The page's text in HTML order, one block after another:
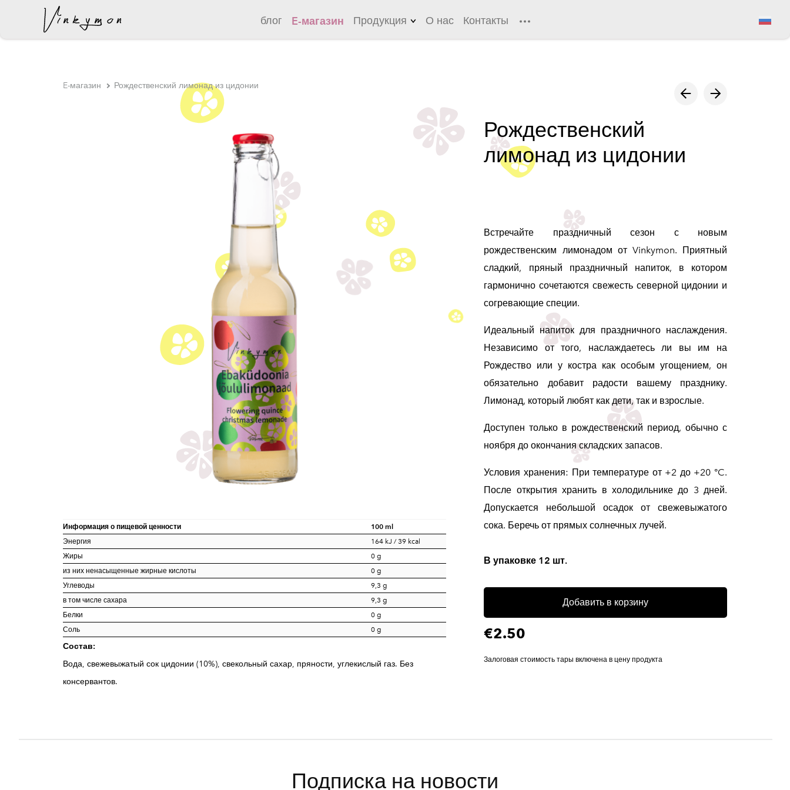
блог E-магазин Продукция
Лонг-дринки
Холодные чаи
О нас Контакты
был добавлен в корзину.
E-магазин Рождественский лимонад из цидонии
Информация о пищевой ценности 100 ml
Энергия
164 kJ / 39 kcal
Жиры
0 g
из них ненасыщенные жирные кислоты
0 g
Углеводы
9,3 g
в том числе сахара
9,3 g
Белки
0 g
Соль
0 g
Состав:
Вода, свежевыжатый сок цидонии (10%), свекольный сахар, пряности, углекислый газ. Без
консервантов.
Рождественский
лимонад из цидонии
Встречайте праздничный сезон с новым
рождественским лимонадом от Vinkymon. Приятный
сладкий, пряный праздничный напиток, в котором
гармонично сочетаются свежесть северной цидонии и
согревающие специи.
Идеальный напиток для праздничного наслаждения.
Независимо от того, наслаждаетесь ли вы им на
Рождество или у костра как особым угощением, он
обязательно добавит радости вашему празднику.
Лимонад, который любят как дети, так и взрослые.
Доступен только в рождественский период, обычно с
ноября до окончания складских запасов.
Условия хранения: При температуре от +2 до +20 °C.
После открытия хранить в холодильнике до 3 дней.
Допускается небольшой осадок от свежевыжатого
сока. Беречь от прямых солнечных лучей.
В упаковке 12 шт.
Добавить в корзину
€2.50
Залоговая стоимость тары включена в цену продукта
Подписка на новости